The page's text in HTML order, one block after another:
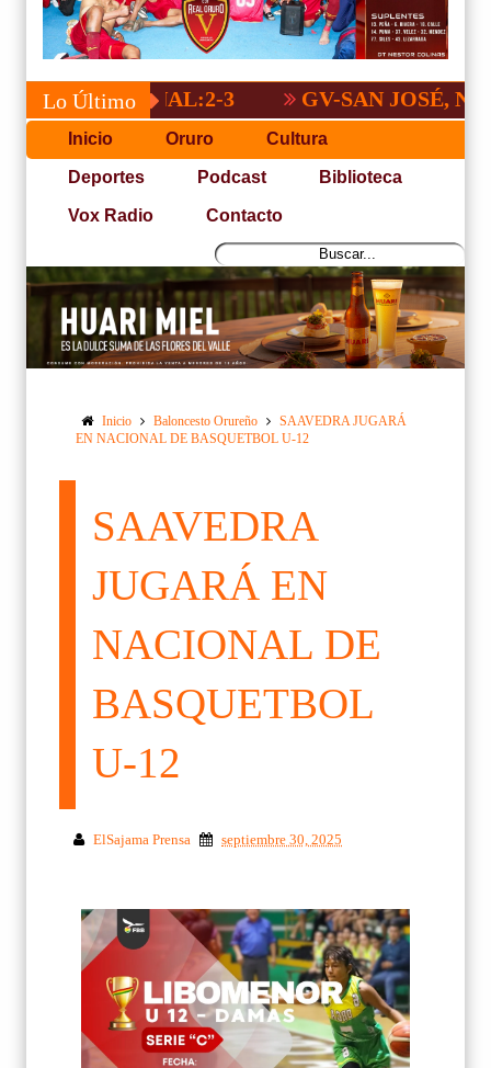
Lo Último
NACIONAL:2-3 GV-SAN JOSÉ, NO
Inicio Oruro Cultura
Deportes Podcast Biblioteca
Vox Radio Contacto
Inicio Baloncesto Orureño
SAAVEDRA JUGARÁ
EN NACIONAL DE BASQUETBOL U-12
SAAVEDRA
JUGARÁ EN
NACIONAL DE
BASQUETBOL
U-12
ElSajama Prensa septiembre 30, 2025